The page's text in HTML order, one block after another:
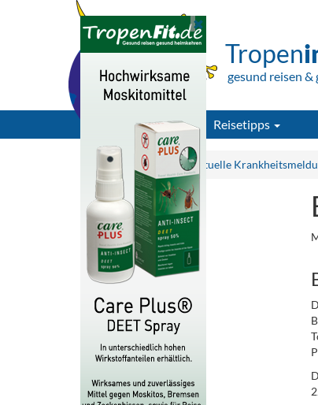
Tropen
gesund reisen &
Reisetipps
Tropeninstitut.de Aktuelle